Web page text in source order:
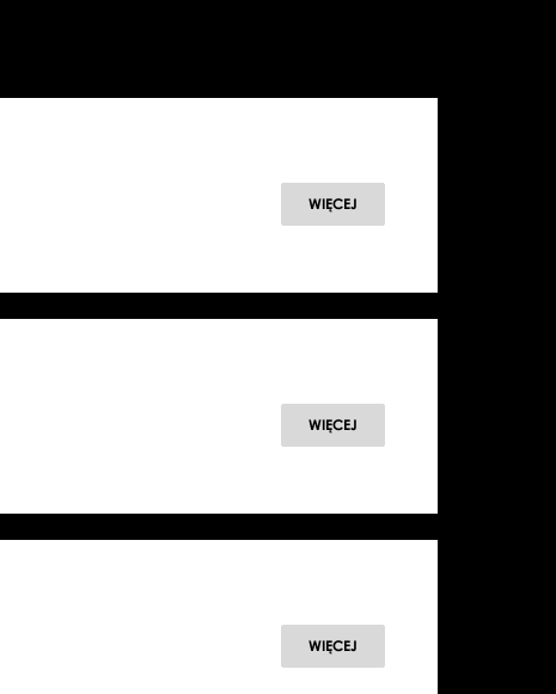
WIĘCEJ
WIĘCEJ
WIĘCEJ